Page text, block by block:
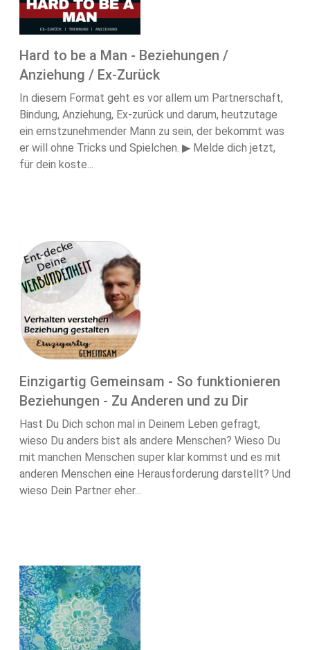
Hard to be a Man - Beziehungen /
Anziehung / Ex-Zurück
In diesem Format geht es vor allem um Partnerschaft,
Bindung, Anziehung, Ex-zurück und darum, heutzutage
ein ernstzunehmender Mann zu sein, der bekommt was
er will ohne Tricks und Spielchen. ▶ Melde dich jetzt,
für dein koste...
Einzigartig Gemeinsam - So funktionieren
Beziehungen - Zu Anderen und zu Dir
Hast Du Dich schon mal in Deinem Leben gefragt,
wieso Du anders bist als andere Menschen? Wieso Du
mit manchen Menschen super klar kommst und es mit
anderen Menschen eine Herausforderung darstellt? Und
wieso Dein Partner eher...